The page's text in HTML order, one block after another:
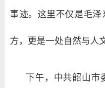
事迹。这里不仅是毛
方，更是一处自然与人
下午，中共韶山市